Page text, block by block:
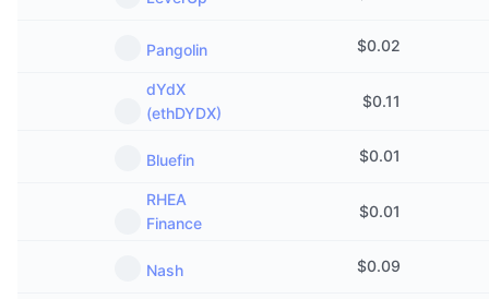
Pangolin $0.02
dYdX
(ethDYDX)
$0.11
Bluefin $0.01
RHEA
Finance
$0.01
Nash $0.09